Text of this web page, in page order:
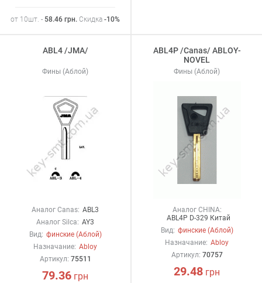
от 10шт. - 58.46 грн. Скидка -10%
ABL4 /JMA/
Фины (Аблой)
Аналог Canas: ABL3
Аналог Silca: AY3
Вид: финские (Аблой)
Назначание: Abloy
Артикул: 75511
79.36 грн
ABL4P /Canas/ ABLOY-
NOVEL
Фины (Аблой)
Аналог CHINA:
ABL4P D-329 Китай
Вид: финские (Аблой)
Назначание: Abloy
Артикул: 70757
29.48 грн